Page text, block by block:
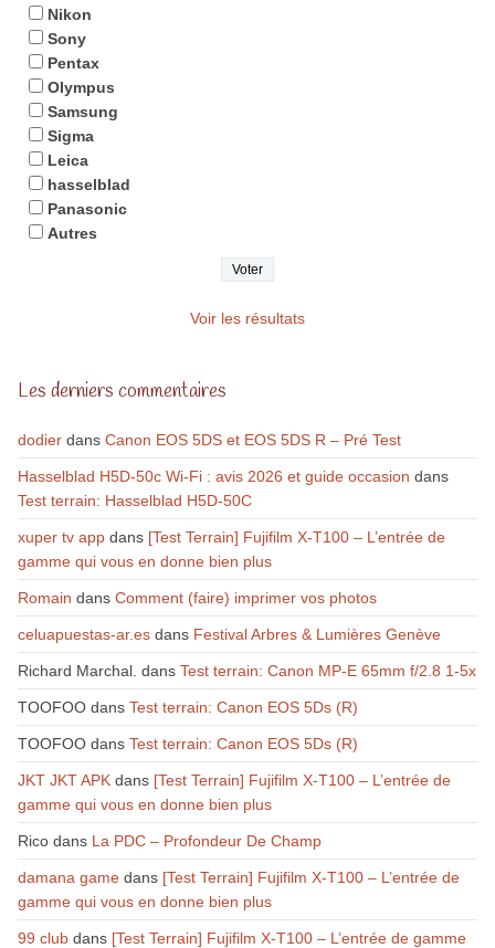
Nikon
Sony
Pentax
Olympus
Samsung
Sigma
Leica
hasselblad
Panasonic
Autres
Voir les résultats
Les derniers commentaires
dodierdans Canon EOS 5DS et EOS 5DS R – Pré Test
Hasselblad H5D-50c Wi-Fi : avis 2026 et guide occasion dans
Test terrain: Hasselblad H5D-50C
xuper tv appdans [Test Terrain] Fujifilm X-T100 – L’entrée de
gamme qui vous en donne bien plus
Romain dans Comment (faire) imprimer vos photos
celuapuestas-ar.esdans Festival Arbres & Lumières Genève
Richard Marchal. dans Test terrain: Canon MP-E 65mm f/2.8 1-5x
TOOFOOdans Test terrain: Canon EOS 5Ds (R)
TOOFOOdans Test terrain: Canon EOS 5Ds (R)
JKT JKT APKdans [Test Terrain] Fujifilm X-T100 – L’entrée de
gamme qui vous en donne bien plus
Ricodans La PDC – Profondeur De Champ
damana gamedans [Test Terrain] Fujifilm X-T100 – L’entrée de
gamme qui vous en donne bien plus
99 clubdans [Test Terrain] Fujifilm X-T100 – L’entrée de gamme